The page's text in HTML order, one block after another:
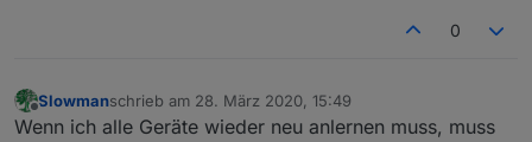
0
Offline
Slowmanschrieb am 28. März 2020, 15:49
zuletzt editiert von
Wenn ich alle Geräte wieder neu anlernen muss, muss